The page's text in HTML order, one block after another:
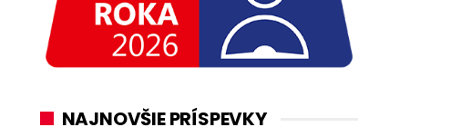
NAJNOVŠIE PRÍSPEVKY